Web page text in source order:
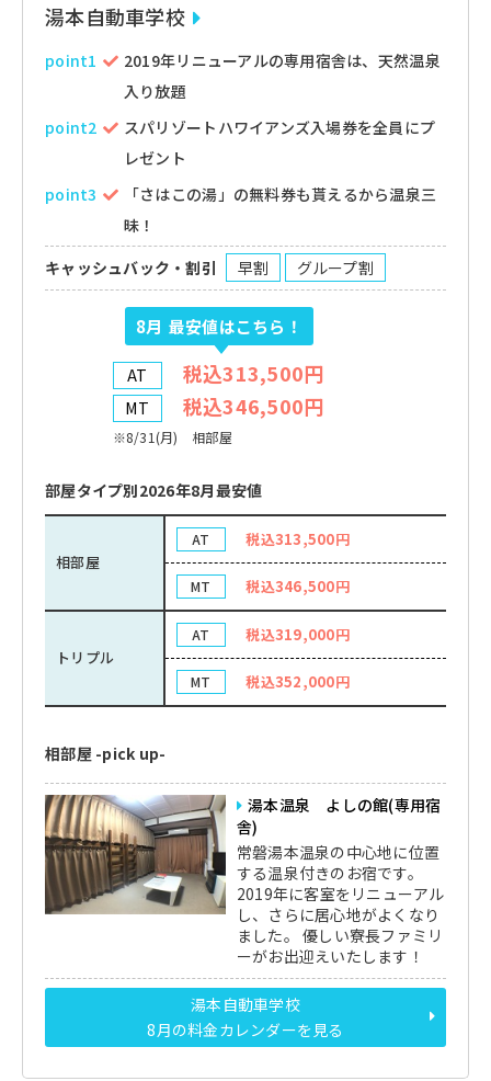
湯本自動車学校
point1
2019年リニューアルの専用宿舎は、天然温泉
入り放題
point2
スパリゾートハワイアンズ入場券を全員にプ
レゼント
point3
「さはこの湯」の無料券も貰えるから温泉三
昧！
キャッシュバック・割引
早割 グループ割
8月 最安値はこちら！
AT 税込313,500円
MT 税込346,500円
※8/31(月) 相部屋
部屋タイプ別2026年8月最安値
相部屋
AT 税込313,500円
MT 税込346,500円
トリプル
AT 税込319,000円
MT 税込352,000円
相部屋 -pick up-
湯本温泉 よしの館(専用宿
舎)
常磐湯本温泉の中心地に位置
する温泉付きのお宿です。
2019年に客室をリニューアル
し、さらに居心地がよくなり
ました。 優しい寮長ファミリ
ーがお出迎えいたします！
湯本自動車学校
8月の料金カレンダーを見る